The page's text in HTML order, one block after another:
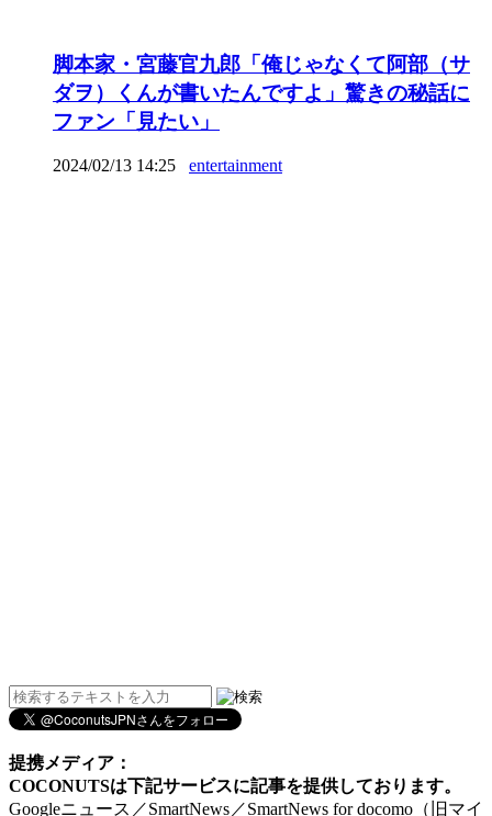
脚本家・宮藤官九郎「俺じゃなくて阿部（サ
ダヲ）くんが書いたんですよ」驚きの秘話に
ファン「見たい」
2024/02/13 14:25 entertainment
提携メディア：
COCONUTSは下記サービスに記事を提供しております。
Googleニュース／SmartNews／SmartNews for docomo（旧マイ